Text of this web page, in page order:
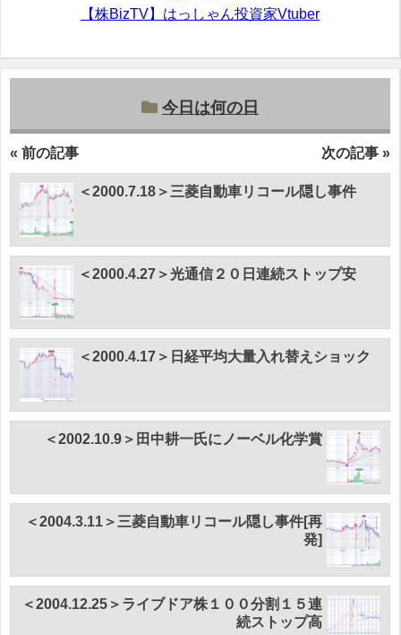
【株BizTV】はっしゃん投資家Vtuber
今日は何の日
« 前の記事 次の記事 »
＜2000.7.18＞三菱自動車リコール隠し事件
＜2000.4.27＞光通信２０日連続ストップ安
＜2000.4.17＞日経平均大量入れ替えショック
＜2002.10.9＞田中耕一氏にノーベル化学賞
＜2004.3.11＞三菱自動車リコール隠し事件[再
発]
＜2004.12.25＞ライブドア株１００分割１５連
続ストップ高